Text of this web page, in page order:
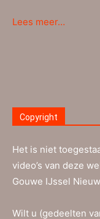
Lees meer…
Copyright
Het is niet
video’s van deze
Gouwe IJssel
Wilt u (gedeelten